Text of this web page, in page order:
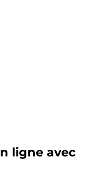
ligne avec